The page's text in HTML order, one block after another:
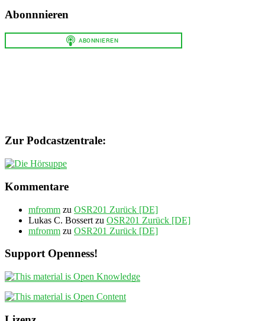
Abonnnieren
Zur Podcastzentrale:
Kommentare
mfromm zu OSR201 Zurück [DE]
Lukas C. Bossert zu OSR201 Zurück [DE]
mfromm zu OSR201 Zurück [DE]
Support Openness!